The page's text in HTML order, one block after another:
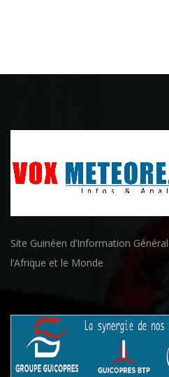
Site Guinéen d’Information
l’Afrique et le Monde